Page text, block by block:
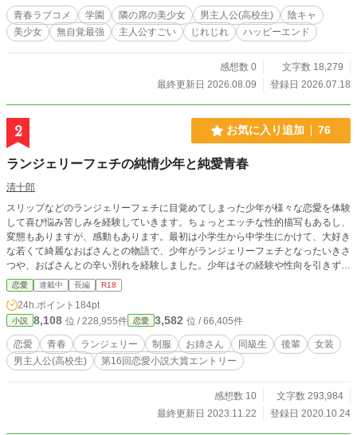
になり、話しかける回数が増え、二人の距離も少しずつ近づいていく。 なぜ自
分なんかを気にするのか分からない陽太。 自分だけが知っている彼のすごさか
ら、目を離せなくなっていく彩乃。 誰にも気づかれなかった陰キャぼっちの本
せる少年と、そんな彼に少しずつ惹かれていく少女の、隣の席から始まる青春ラ
ブコメ。 ※本作は小説家になろう・カクヨムにも掲載しています。
青春ラブコメ 学園 隣の席の美少女 男主人公(高校生)
陰キャ
美少女
無自覚最強 主人公すごい じれじれ ハッピーエンド
感想数 0
文字数 18,279
最終更新日 2026.08.09
登録日 2026.07.18
2 お気に入り追加 76
ランジェリーフェチの純情少年と純愛青春
清十郎
スリップなどのランジェリーフェチに目覚めてしまった少年が様々な恋愛を体験
して喜び悩み苦しみを経験していきます。ちょっとエッチな性的描写もあるし、
変態もありますが、感動もあります。最初は小学生から中学生にかけて、大好き
な若くて綺麗なおばさんとの物語で、少年がランジェリーフェチとなったいきさ
つや、おばさんとの辛い別れを経験しました。少年はその経験や性向を引きずっ
たなか、新たに同級生との恋愛に踏み出します。しかし、高校の２年間、愛を深
めあい絆を確かめあったふたりに突然の破局が訪れ、少年は深く傷つきます。そ
の後、そんな少年の前に相次いでふたりの少女が現れ、新たな展開が始まりま
す。
恋愛 連載中 長編 R18
24h.ポイント 184pt
小説 8,108 位 / 228,955件 恋愛 3,582 位 / 66,405件
恋愛 青春 ランジェリー 制服 お姉さん 同級生 後輩
女装
男主人公(高校生)
第16回恋愛小説大賞エントリー
感想数 10
文字数 293,984
最終更新日 2023.11.22
登録日 2020.10.24